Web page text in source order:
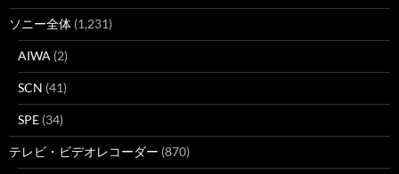
ソニー全体 (1,231)
AIWA (2)
SCN (41)
SPE (34)
テレビ・ビデオレコーダー (870)